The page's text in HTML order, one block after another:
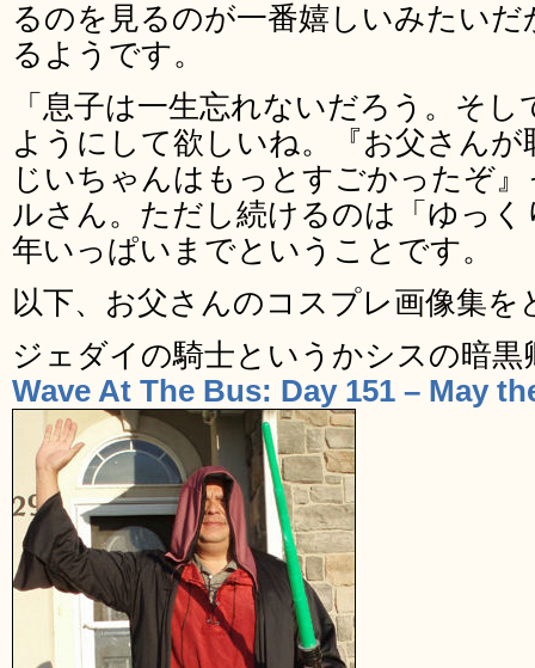
るのを見るのが一番嬉しいみたい
るようです。
「息子は一生忘れないだろう。そ
ようにして欲しいね。『お父さん
じいちゃんはもっとすごかったぞ
ルさん。ただし続けるのは「ゆっ
年いっぱいまでということです。
以下、お父さんのコスプレ画像集を
ジェダイの騎士というかシスの暗黒
Wave At The Bus: Day 151 – May